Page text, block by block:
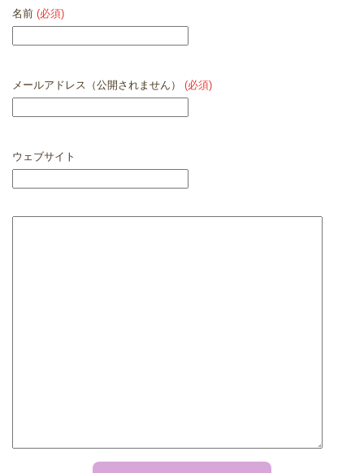
名前 (必須)
メールアドレス（公開されません） (必須)
ウェブサイト